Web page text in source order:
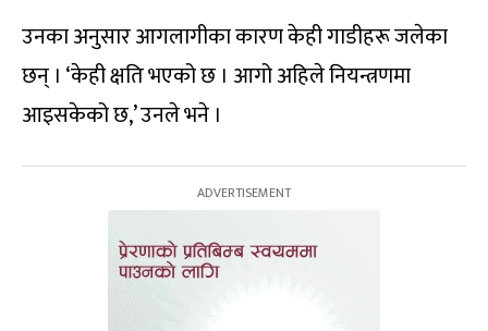
उनका अनुसार आगलागीका कारण केही गाडीहरू जलेका
छन् । ‘केही क्षति भएको छ । आगो अहिले नियन्त्रणमा
आइसकेको छ,’ उनले भने ।